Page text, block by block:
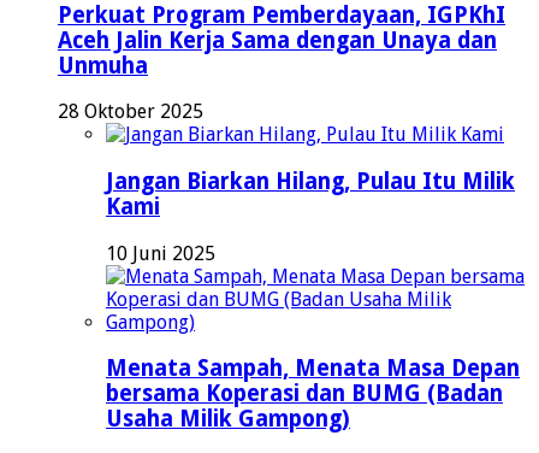
Perkuat Program Pemberdayaan, IGPKhI
Aceh Jalin Kerja Sama dengan Unaya dan
Unmuha
28 Oktober 2025
Jangan Biarkan Hilang, Pulau Itu Milik
Kami
10 Juni 2025
Menata Sampah, Menata Masa Depan
bersama Koperasi dan BUMG (Badan
Usaha Milik Gampong)